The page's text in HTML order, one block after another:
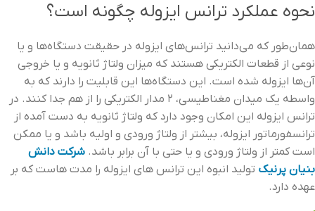
نحوه عملکرد ترانس ایزوله چگونه است؟
همان‌طور که می‌دانید ترانس‌های ایزوله در حقیقت دستگاه‌ها و یا
نوعی از قطعات الکتریکی هستند که میزان ولتاژ ثانویه و یا خروجی
آن‌ها ایزوله شده است. این دستگاه‌ها این قابلیت را دارند که به
واسطه یک میدان مغناطیسی، ۲ مدار الکتریکی را از هم جدا کنند. در
ترانس ایزوله این امکان وجود دارد که ولتاژ ثانویه به‌ دست‌ آمده از
ترانسفورماتور ایزوله، بیشتر از ولتاژ ورودی و اولیه باشد و یا ممکن
است کمتر از ولتاژ ورودی و یا حتی با آن برابر باشد. شرکت دانش
بنیان پرنیک تولید انبوه این ترانس های ایزوله را مدت هاست که بر
عهده دارد.